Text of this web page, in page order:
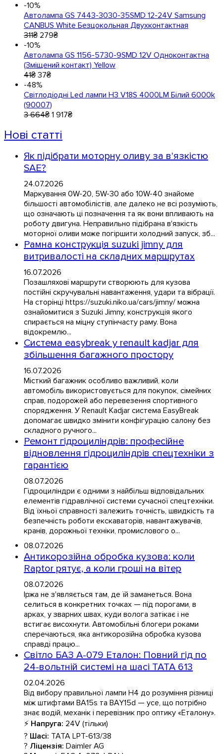
-10%
Автолампа GS 7443-3030-35SMD 12-24V Samsung
CANBUS White Безцокольная Двухконтактная
311₴ 279₴
-10%
Автолампа GS 1156-5730-9SMD 12V Одноконтактна
(Зміщений контакт) Yellow
41₴ 37₴
-48%
Світлодіодні Led лампи H3 V18S 4000LM Білий 6000k
(90007)
3 664₴ 1 917₴
Нові статті
Як підібрати моторну оливу за в'язкістю
SAE?
24.07.2026
Маркування 0W-20, 5W-30 або 10W-40 знайоме
більшості автомобілістів, але далеко не всі розуміють,
що означають ці позначення та як вони впливають на
роботу двигуна. Неправильно підібрана в'язкість
моторної оливи може погіршити холодний запуск, зб...
Рамна конструкція suzuki jimny для
витривалості на складних маршрутах
16.07.2026
Позашляхові маршрути створюють для кузова
постійні скручувальні навантаження, удари та вібрації.
На сторінці https://suzuki.niko.ua/cars/jimny/ можна
ознайомитися з Suzuki Jimny, конструкція якого
спирається на міцну ступінчасту раму. Вона
відокремлю...
Система easybreak у renault kadjar для
збільшення багажного простору
16.07.2026
Місткий багажник особливо важливий, коли
автомобіль використовується для покупок, сімейних
справ, подорожей або перевезення спортивного
спорядження. У Renault Kadjar система EasyBreak
допомагає швидко змінити конфігурацію салону без
складного ручного...
Ремонт гідроциліндрів: професійне
відновлення гідроциліндрів спецтехніки з
гарантією
08.07.2026
Гідроциліндри є одними з найбільш відповідальних
елементів гідравлічної системи сучасної спецтехніки.
Від їхньої справності залежить точність, швидкість та
безпечність роботи екскаваторів, навантажувачів,
кранів, дорожньої техніки, промислового о...
08.07.2026
Антикорозійна обробка кузова: коли
Raptor рятує, а коли гроші на вітер
08.07.2026
Іржа не з'являється там, де їй заманеться. Вона
селиться в конкретних точках — під порогами, в
арках, у зварних швах, куди волога затікає і не
встигає висохнути. Автомобільні блогери роками
сперечаються, яка антикорозійна обробка кузова
справді працю...
Світло БАЗ А-079 Еталон: Повний гід по
24-вольтній системі на шасі TATA 613
02.04.2026
Від вибору правильної лампи H4 до розуміння різниці
між штифтами BA15s та BAY15d — усе, що потрібно
знає водій, механік і перевізник про оптику «Еталону».
⚡ Напруга: 24V (тільки)
? Шасі: TATA LPT-613/38
? Ліцензія: Daimler AG